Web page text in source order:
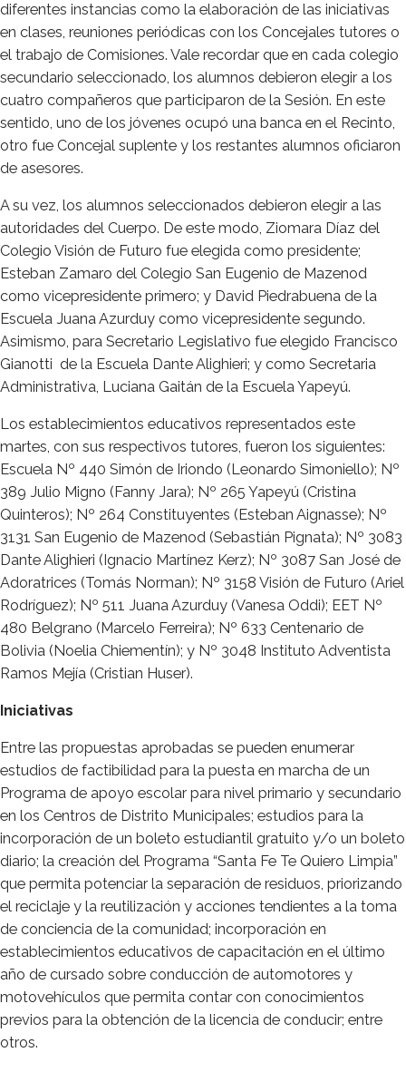
diferentes instancias como la elaboración de las iniciativas
en clases, reuniones periódicas con los Concejales tutores o
el trabajo de Comisiones. Vale recordar que en cada colegio
secundario seleccionado, los alumnos debieron elegir a los
cuatro compañeros que participaron de la Sesión. En este
sentido, uno de los jóvenes ocupó una banca en el Recinto,
otro fue Concejal suplente y los restantes alumnos oficiaron
de asesores.
A su vez, los alumnos seleccionados debieron elegir a las
autoridades del Cuerpo. De este modo, Ziomara Díaz del
Colegio Visión de Futuro fue elegida como presidente;
Esteban Zamaro del Colegio San Eugenio de Mazenod
como vicepresidente primero; y David Piedrabuena de la
Escuela Juana Azurduy como vicepresidente segundo.
Asimismo, para Secretario Legislativo fue elegido Francisco
Gianotti de la Escuela Dante Alighieri; y como Secretaria
Administrativa, Luciana Gaitán de la Escuela Yapeyú.
Los establecimientos educativos representados este
martes, con sus respectivos tutores, fueron los siguientes:
Escuela Nº 440 Simón de Iriondo (Leonardo Simoniello); Nº
389 Julio Migno (Fanny Jara); Nº 265 Yapeyú (Cristina
Quinteros); Nº 264 Constituyentes (Esteban Aignasse); Nº
3131 San Eugenio de Mazenod (Sebastián Pignata); Nº 3083
Dante Alighieri (Ignacio Martínez Kerz); Nº 3087 San José de
Adoratrices (Tomás Norman); Nº 3158 Visión de Futuro (Ariel
Rodríguez); Nº 511 Juana Azurduy (Vanesa Oddi); EET Nº
480 Belgrano (Marcelo Ferreira); Nº 633 Centenario de
Bolivia (Noelia Chiementín); y Nº 3048 Instituto Adventista
Ramos Mejía (Cristian Huser).
Iniciativas
Entre las propuestas aprobadas se pueden enumerar
estudios de factibilidad para la puesta en marcha de un
Programa de apoyo escolar para nivel primario y secundario
en los Centros de Distrito Municipales; estudios para la
incorporación de un boleto estudiantil gratuito y/o un boleto
diario; la creación del Programa “Santa Fe Te Quiero Limpia”
que permita potenciar la separación de residuos, priorizando
el reciclaje y la reutilización y acciones tendientes a la toma
de conciencia de la comunidad; incorporación en
establecimientos educativos de capacitación en el último
año de cursado sobre conducción de automotores y
motovehículos que permita contar con conocimientos
previos para la obtención de la licencia de conducir; entre
otros.